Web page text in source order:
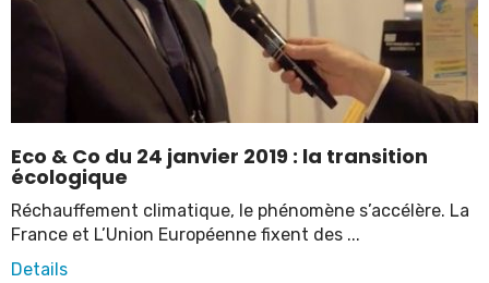
Eco & Co du 24 janvier 2019 : la transition
écologique
Réchauffement climatique, le phénomène s’accélère. La
France et L’Union Européenne fixent des ...
Details